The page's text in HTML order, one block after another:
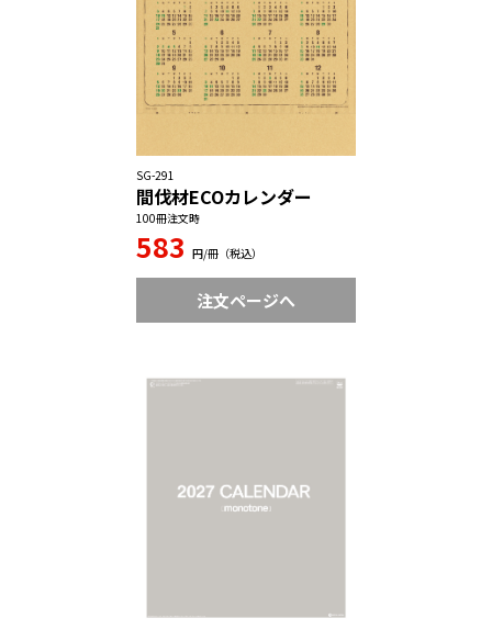
SG-291
間伐材ECOカレンダー
100冊注文時
583 円/冊（税込）
注文ページへ